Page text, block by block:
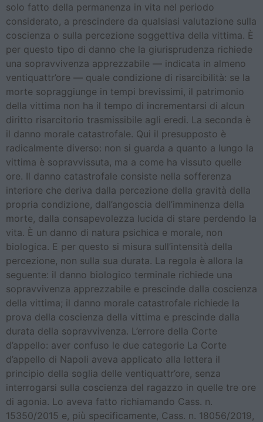
solo fatto della permanenza in vita nel periodo
considerato, a prescindere da qualsiasi valutazione sulla
coscienza o sulla percezione soggettiva della vittima. È
per questo tipo di danno che la giurisprudenza richiede
una sopravvivenza apprezzabile — indicata in almeno
ventiquattr’ore — quale condizione di risarcibilità: se la
morte sopraggiunge in tempi brevissimi, il patrimonio
della vittima non ha il tempo di incrementarsi di alcun
diritto risarcitorio trasmissibile agli eredi. La seconda è
il danno morale catastrofale. Qui il presupposto è
radicalmente diverso: non si guarda a quanto a lungo la
vittima è sopravvissuta, ma a come ha vissuto quelle
ore. Il danno catastrofale consiste nella sofferenza
interiore che deriva dalla percezione della gravità della
propria condizione, dall’angoscia dell’imminenza della
morte, dalla consapevolezza lucida di stare perdendo la
vita. È un danno di natura psichica e morale, non
biologica. E per questo si misura sull’intensità della
percezione, non sulla sua durata. La regola è allora la
seguente: il danno biologico terminale richiede una
sopravvivenza apprezzabile e prescinde dalla coscienza
della vittima; il danno morale catastrofale richiede la
prova della coscienza della vittima e prescinde dalla
durata della sopravvivenza. L’errore della Corte
d’appello: aver confuso le due categorie La Corte
d’appello di Napoli aveva applicato alla lettera il
principio della soglia delle ventiquattr’ore, senza
interrogarsi sulla coscienza del ragazzo in quelle tre ore
di agonia. Lo aveva fatto richiamando Cass. n.
15350/2015 e, più specificamente, Cass. n. 18056/2019,